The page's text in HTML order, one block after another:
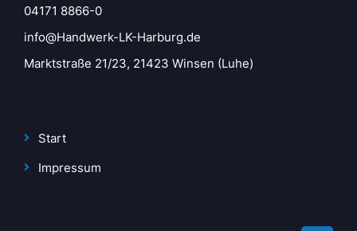
04171 8866-0
info@Handwerk-LK-Harburg.de
Marktstraße 21/23, 21423 Winsen (Luhe)
Start
Impressum